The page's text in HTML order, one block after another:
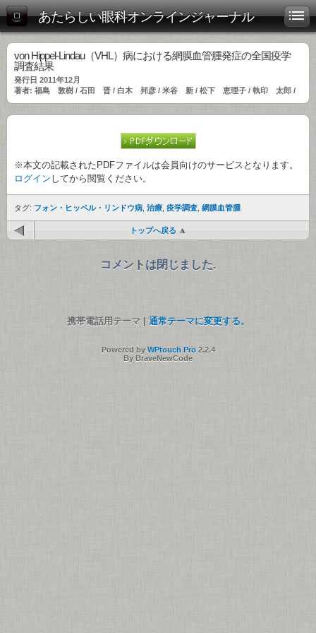
あたらしい眼科オンラインジャーナル
von Hippel-Lindau（VHL）病における網膜血管腫発症の全国疫学
調査結果
発行日 2011年12月
著者: 福島 敦樹 / 石田 晋 / 白木 邦彦 / 米谷 新 / 松下 恵理子 / 執印 太郎 /
※本文の記載されたPDFファイルは会員向けのサービスとなります。
ログイン してから閲覧ください。
タグ: フォン・ヒッペル・リンドウ病 治療 疫学調査 網膜血管腫
トップへ戻る
コメントは閉じました.
携帯電話用テーマ | 通常テーマに変更する。
Powered by WPtouch Pro2.2.4
By BraveNewCode